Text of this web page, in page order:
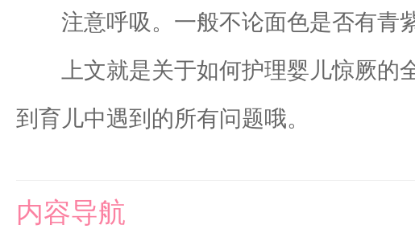
注意呼吸。一般不论面色是否有青紫
上文就是关于如何护理婴儿惊厥的全
到育儿中遇到的所有问题哦。
内容导航